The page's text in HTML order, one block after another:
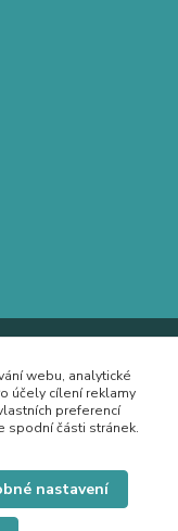
webu, analytické
účely cílení reklamy
preferencí
spodní části stránek.
nastavení